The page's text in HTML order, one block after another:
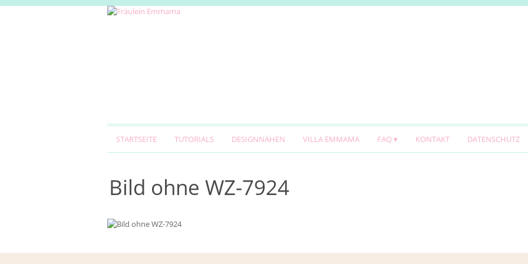
STARTSEITE TUTORIALS DESIGNNÄHEN VILLA EMMAMA FAQ KONTAKT DATENSCHUTZ
Bild ohne WZ-7924